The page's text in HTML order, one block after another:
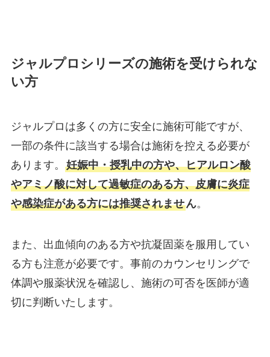
ジャルプロシリーズの施術を受けられな
い方
ジャルプロは多くの方に安全に施術可能ですが、
一部の条件に該当する場合は施術を控える必要が
あります。 妊娠中・授乳中の方や、ヒアルロン酸
やアミノ酸に対して過敏症のある方、皮膚に炎症
や感染症がある方には推奨されません。
また、出血傾向のある方や抗凝固薬を服用してい
る方も注意が必要です。事前のカウンセリングで
体調や服薬状況を確認し、施術の可否を医師が適
切に判断いたします。